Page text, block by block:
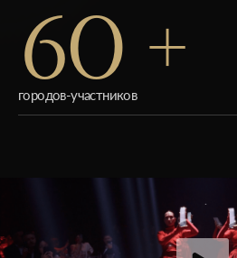
60 +
городов-участников